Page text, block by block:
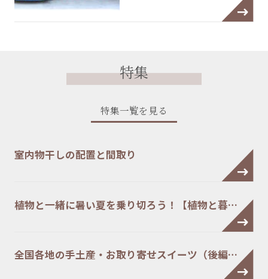
特集
特集一覧を見る
室内物干しの配置と間取り
植物と一緒に暑い夏を乗り切ろう！【植物と暮…
全国各地の手土産・お取り寄せスイーツ（後編…